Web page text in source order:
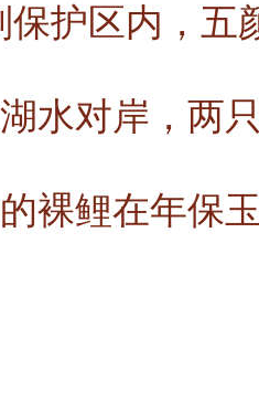
保护区内，
水对岸，两
裸鲤在年保